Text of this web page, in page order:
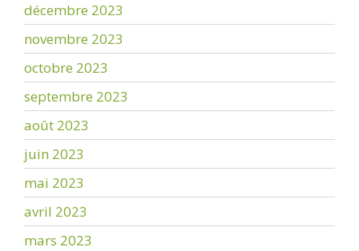
décembre 2023
novembre 2023
octobre 2023
septembre 2023
août 2023
juin 2023
mai 2023
avril 2023
mars 2023